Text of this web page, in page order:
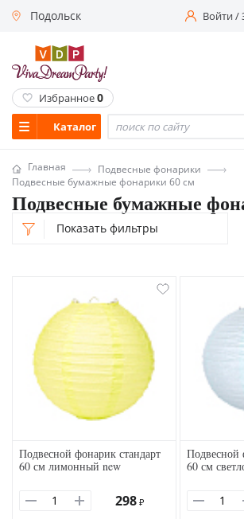
Подольск Войти/
Каталог
Избранное0
Главная
Подвесные фонарики
Подвесные бумажные фонарики 60 см
Подвесные бумажные
Показать фильтры
Подвесной фонарик стандарт
60 см лимонный new
298 ₽
Подвесной
60 см